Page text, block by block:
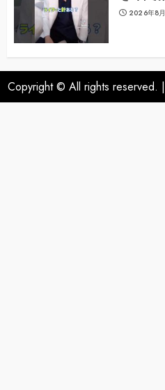
2026年8
Copyright © All rights reserved. |